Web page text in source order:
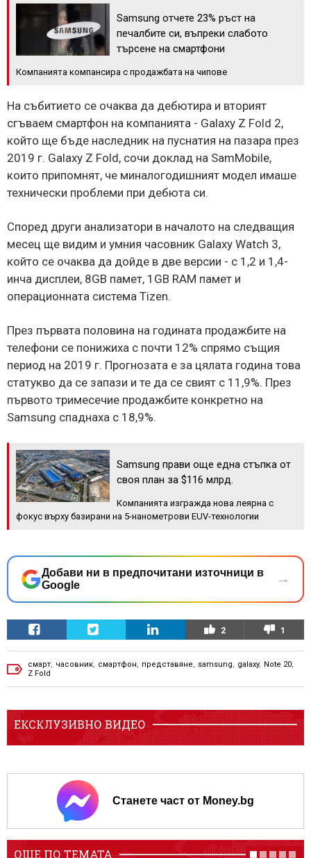
Samsung отчете 23% ръст на
печалбите си, въпреки слабото
търсене на смартфони
Компанията компансира с продажбата на чипове
На събитието се очаква да дебютира и вторият
сгъваем смартфон на компанията - Galaxy Z Fold 2,
който ще бъде наследник на пуснатия на пазара през
2019 г. Galaxy Z Fold, сочи доклад на SamMobile,
които припомнят, че миналогодишният модел имаше
технически проблеми при дебюта си.
Според други анализатори в началото на следващия
месец ще видим и умния часовник Galaxy Watch 3,
който се очаква да дойде в две версии - с 1,2 и 1,4-
инча дисплеи, 8GB памет, 1GB RAM памет и
операционната система Tizen.
През първата половина на годината продажбите на
телефони се понижиха с почти 12% спрямо същия
период на 2019 г. Прогнозата е за цялата година това
статукво да се запази и те да се свият с 11,9%. През
първото тримесечие продажбите конкретно на
Samsung спаднаха с 18,9%.
Samsung прави още една стъпка от
своя план за $116 млрд.
Компанията изгражда нова леярна с
фокус върху базирани на 5-нанометрови EUV-технологии
Добави ни в предпочитани източници в
Google
→
2 1
смарт часовник смартфон представяне samsung galaxy, Note 20
Z Fold
ЕКСКЛУЗИВНО ВИДЕО
Станете част от Money.bg
ОЩЕ ПО ТЕМАТА